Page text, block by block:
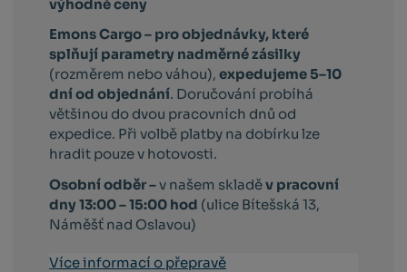
výhodné ceny
Emons Cargo – pro objednávky, které
splňují parametry nadměrné zásilky
(rozměrem nebo váhou),expedujeme 5–10
dní od objednání. Doručování probíhá
většinou do dvou pracovních dnů od
expedice. Při volbě platby na dobírku lze
hradit pouze v hotovosti.
Osobní odběr –v našem skladěv pracovní
dny 13:00 – 15:00 hod (ulice Bítešská 13,
Náměšť nad Oslavou)
Více informací o přepravě